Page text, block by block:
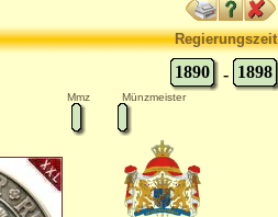
Regierungszeit
1890 - 1898
Mmz Münzmeister